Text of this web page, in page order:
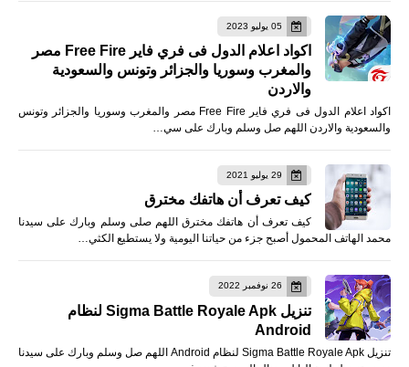
05 يوليو 2023
اكواد اعلام الدول فى فري فاير Free Fire مصر
والمغرب وسوريا والجزائر وتونس والسعودية
والاردن
اكواد اعلام الدول فى فري فاير Free Fire مصر والمغرب وسوريا والجزائر وتونس
والسعودية والاردن اللهم صل وسلم وبارك على سي…
29 يوليو 2021
كيف تعرف أن هاتفك مخترق
كيف تعرف أن هاتفك مخترق اللهم صلى وسلم وبارك على سيدنا
محمد الهاتف المحمول أصبح جزء من حياتنا اليومية ولا يستطيع الكثي…
26 نوفمبر 2022
تنزيل Sigma Battle Royale Apk لنظام
Android
تنزيل Sigma Battle Royale Apk لنظام Android اللهم صل وسلم وبارك على سيدنا